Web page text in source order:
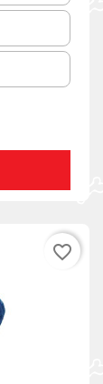
favorite_border